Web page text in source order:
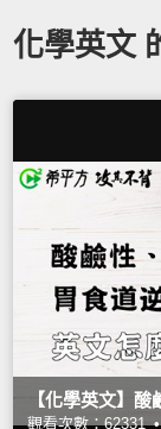
化學英文
【化學英文】
觀看次數：62331